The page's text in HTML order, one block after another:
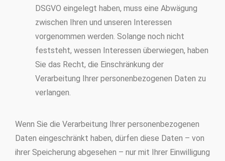
DSGVO eingelegt haben, muss eine Abwägung
zwischen Ihren und unseren Interessen
vorgenommen werden. Solange noch nicht
feststeht, wessen Interessen überwiegen, haben
Sie das Recht, die Einschränkung der
Verarbeitung Ihrer personenbezogenen Daten zu
verlangen.
Wenn Sie die Verarbeitung Ihrer personenbezogenen
Daten eingeschränkt haben, dürfen diese Daten – von
ihrer Speicherung abgesehen – nur mit Ihrer Einwilligung